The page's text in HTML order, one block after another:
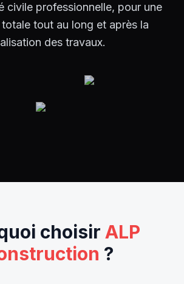
civile professionnelle, pour une
tout au long et après la
des travaux.
choisir ALP
?